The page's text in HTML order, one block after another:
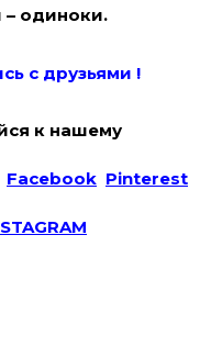
одиноки.
с друзьями !
к нашему
Facebook Pinterest